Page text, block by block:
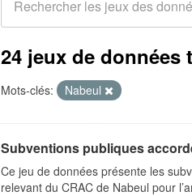
24 jeux de données
Mots-clés: Nabeul
Subventions publiques
Ce jeu de données présente les
relevant du CRAC de Nabeul pour